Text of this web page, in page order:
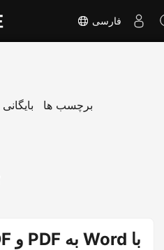
فارسی
بایگانی برچسب ها